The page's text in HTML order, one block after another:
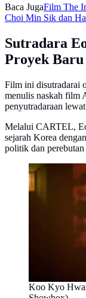
Baca JugaFilm The
Choi Min Sik dan
Sutradara
Proyek Baru
Film ini disutradarai
menulis naskah film
penyutradaraan
Melalui CARTEL,
sejarah Korea
politik dan perebutan
Koo Kyo